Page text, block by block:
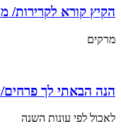
הקיץ קורא לקרירות/
מרקים
הנה הבאתי לך פרחים/
לאכול לפי עונות השנה